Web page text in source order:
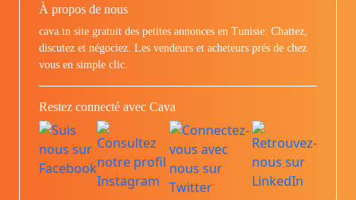
À propos de nous
cava.tn site gratuit des petites annonces en Tunisie: Chattez,
discutez et négociez. Les vendeurs et acheteurs prés de chez
vous en simple clic.
Restez connecté avec Cava